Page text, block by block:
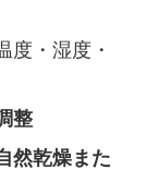
度・湿度・
整
然乾燥また